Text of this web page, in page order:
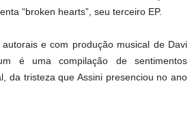
“broken hearts”, seu terceiro EP.
e com produção musical de Davi
é uma compilação de sentimentos
da tristeza que Assini presenciou no ano